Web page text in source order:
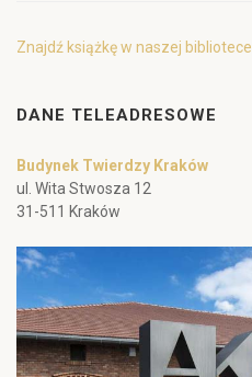
Znajdź książkę w naszej bibliotece
DANE TELEADRESOWE
Budynek Twierdzy Kraków
ul. Wita Stwosza 12
31-511 Kraków